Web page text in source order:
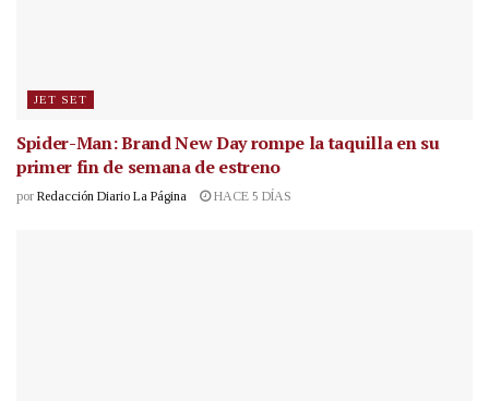
JET SET
Spider-Man: Brand New Day rompe la taquilla en su
primer fin de semana de estreno
por Redacción Diario La Página HACE 5 DÍAS